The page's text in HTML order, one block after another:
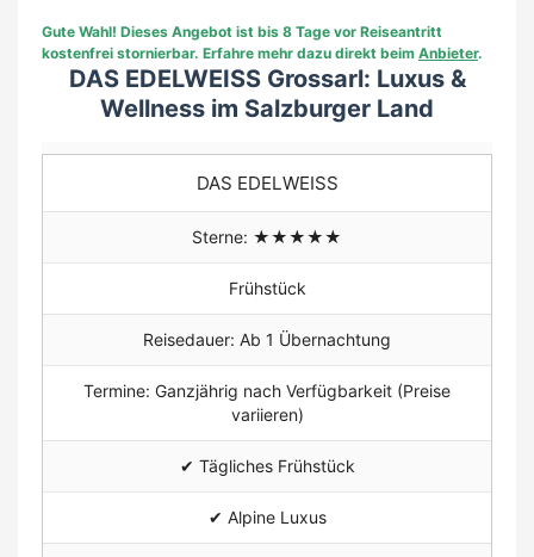
Gute Wahl! Dieses Angebot ist bis 8 Tage vor Reiseantritt
kostenfrei stornierbar. Erfahre mehr dazu direkt beim Anbieter.
DAS EDELWEISS Grossarl: Luxus &
Wellness im Salzburger Land
DAS EDELWEISS
Sterne: ★★★★★
Frühstück
Reisedauer: Ab 1 Übernachtung
Termine: Ganzjährig nach Verfügbarkeit (Preise
variieren)
✔ Tägliches Frühstück
✔ Alpine Luxus